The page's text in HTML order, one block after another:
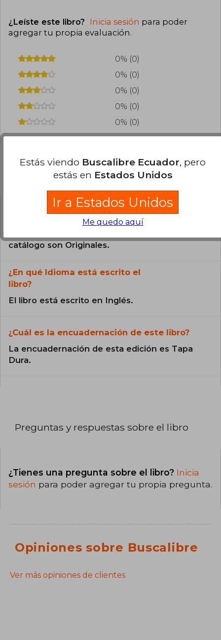
¿Leíste este libro? Inicia sesión para poder
agregar tu propia evaluación.
0% (0)
0% (0)
0% (0)
0% (0)
0% (0)
Preguntas frecuentes sobre el libro
¿El libro es original?
catálogo son Originales.
¿En qué Idioma está escrito el
libro?
El libro está escrito en Inglés.
¿Cuál es la encuadernación de este libro?
La encuadernación de esta edición es Tapa
Dura.
Preguntas y respuestas sobre el libro
¿Tienes una pregunta sobre el libro? Inicia
sesión para poder agregar tu propia pregunta.
Opiniones sobre Buscalibre
Ver más opiniones de clientes
Estás viendo Buscalibre Ecuador, pero
estás en Estados Unidos
Ir a Estados Unidos
Me quedo aquí